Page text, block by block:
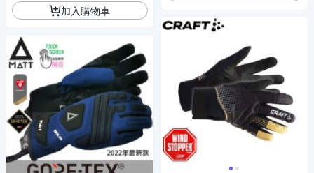
加入購物車